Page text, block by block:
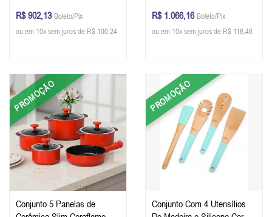
R$ 902,13 Boleto/Pix
ou em 10x sem juros de R$ 100,24
R$ 1.066,16 Boleto/Pix
ou em 10x sem juros de R$ 118,46
PROMOÇÃO
Conjunto 5 Panelas de
PROMOÇÃO
Conjunto Com 4 Utensílios